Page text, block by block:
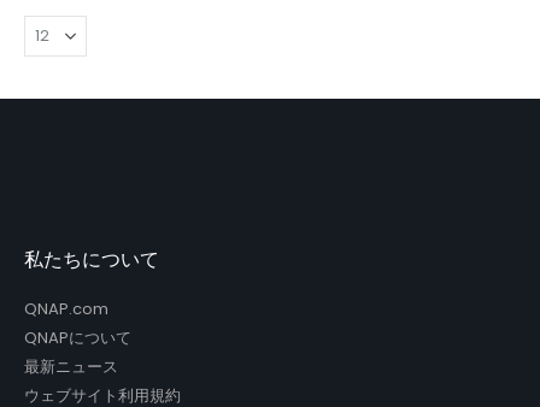
私たちについて
QNAP.com
QNAPについて
最新ニュース
ウェブサイト利用規約